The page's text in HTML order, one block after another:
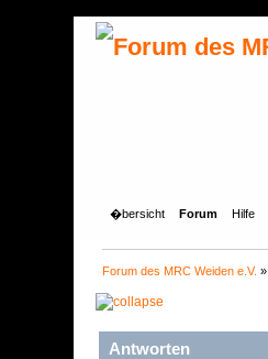
�bersicht Forum Hilfe
Forum des MRC Weiden e.V. »
Antworten